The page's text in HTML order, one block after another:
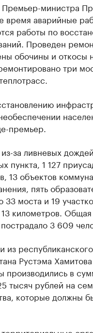
министра
время аварийные
работы по
Проведен
обочины и откосы
три
премьер.
за ливневых
пункта, 1 127
13 объектов
пять
моста и 19
километров.
3 609
из
Рустэма
производились в
тысяч рублей на
которые должны